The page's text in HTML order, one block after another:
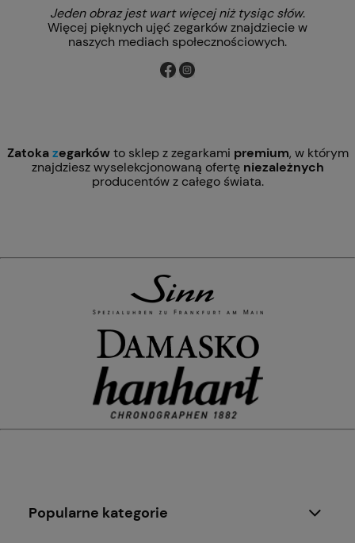
Jeden obraz jest wart więcej niż tysiąc słów.
Więcej pięknych ujęć zegarków znajdziecie w
naszych mediach społecznościowych.
Zatokazegarkówto sklep z zegarkami premium, w którym
znajdziesz wyselekcjonowaną ofertę niezależnych
producentów z całego świata.
Popularne kategorie